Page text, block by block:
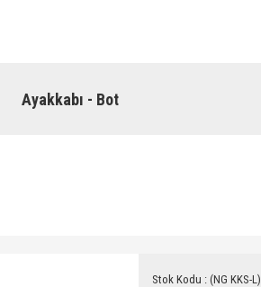
Ayakkabı - Bot
Stok Kodu : (NG KKS-L)